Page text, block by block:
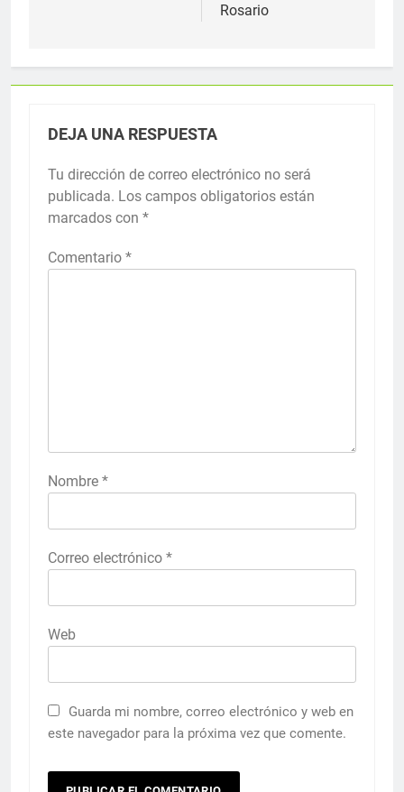
Rosario
DEJA UNA RESPUESTA
Tu dirección de correo electrónico no será
publicada. Los campos obligatorios están
marcados con *
Comentario *
Nombre *
Correo electrónico *
Web
Guarda mi nombre, correo electrónico y web en
este navegador para la próxima vez que comente.